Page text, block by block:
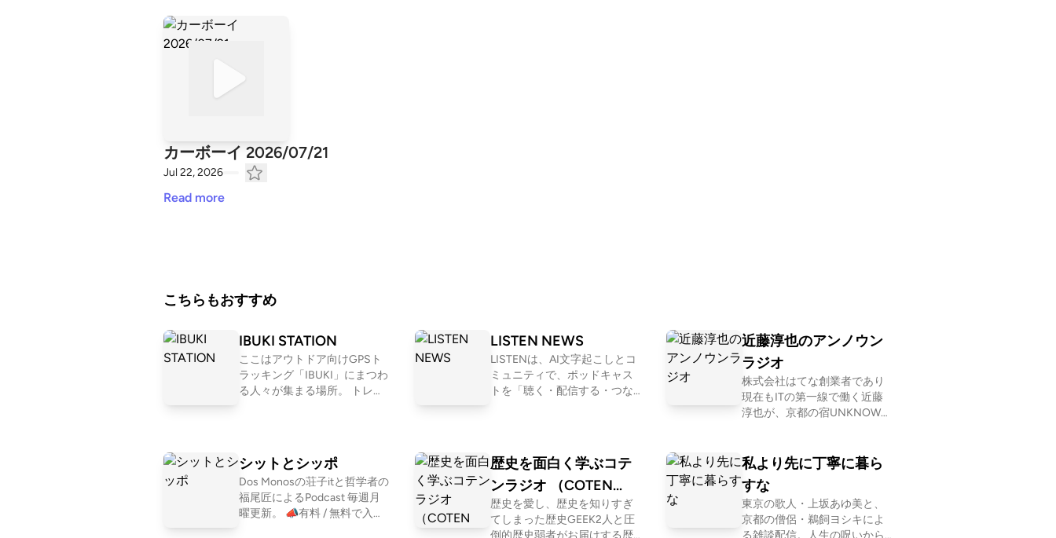
カーボーイ 2026/07/21
Jul 22, 2026
Read more
こちらもおすすめ
IBUKI STATION
ここはアウトドア向けGPSト
ラッキング「IBUKI」にまつわ
る人々が集まる場所。 トレイ
共通しているのは自然を楽し
み、そして人とのつながりも
楽しむ姿勢。 自然を目一杯楽
しみ、苦しみながら、人と接
する喜びにも気付く。 アウト
LISTEN NEWS
LISTENは、AI文字起こしとコ
ミュニティで、ポッドキャス
トを「聴く・配信する・つな
況も交えつつ、最新情報をお
届けします。 LISTENはこちら
→ https://listen.style/
近藤淳也のアンノウン
ラジオ
株式会社はてな創業者であり
現在もITの第一線で働く近藤
淳也が、京都の宿UNKNOWN
深堀りすることで、世の中の
多様な仕事やキャリア、生き
方・働き方を「リアルな実
例」として紐解いていきま
す。 . 【ホスト：近藤淳也】
シットとシッポ
Dos Monosの荘子itと哲学者の
福尾匠によるPodcast 毎週月
曜更新。 📣有料 / 無料で入れ
歴史を面白く学ぶコテ
ンラジオ （COTEN
RADIO）
歴史を愛し、歴史を知りすぎ
てしまった歴史GEEK2人と圧
倒的歴史弱者がお届けする歴
私より先に丁寧に暮ら
すな
東京の歌人・上坂あゆ美と、
京都の僧侶・鵜飼ヨシキによ
る雑談配信。人生の呪いから